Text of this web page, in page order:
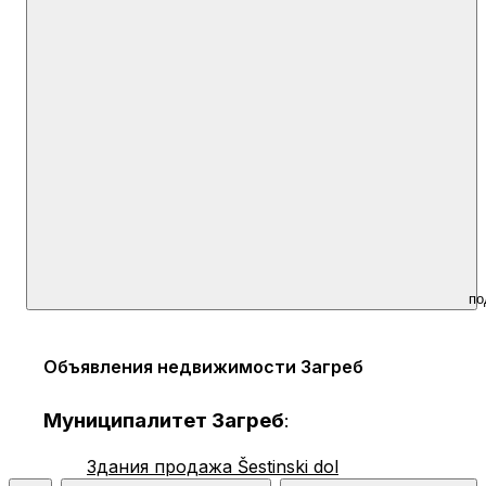
Объявления недвижимости Загреб
Муниципалитет Загреб:
Здания продажа Šestinski dol